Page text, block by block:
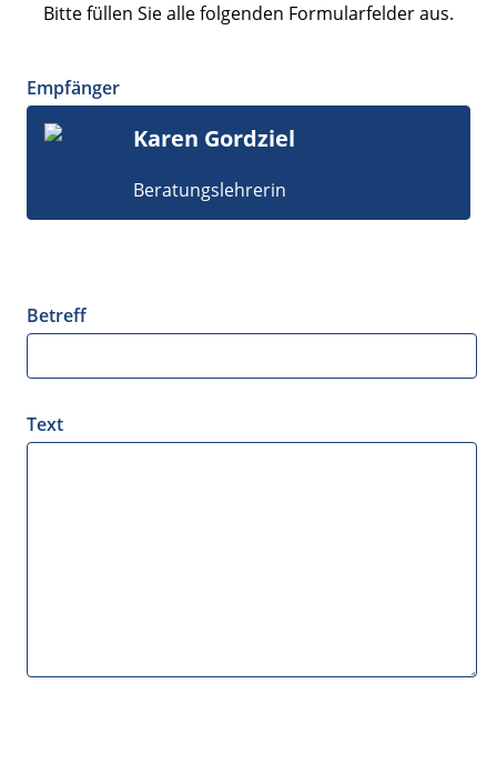
Bitte füllen Sie alle folgenden Formularfelder aus.
Empfänger
Karen Gordziel
Beratungslehrerin
Betreff
Text